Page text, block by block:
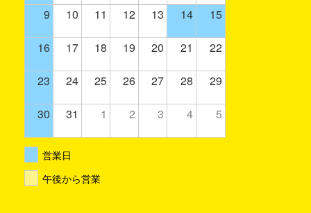
9 10 11 12 13 14 15
16 17 18 19 20 21 22
23 24 25 26 27 28 29
30 31 1 2 3 4 5
営業日
午後から営業